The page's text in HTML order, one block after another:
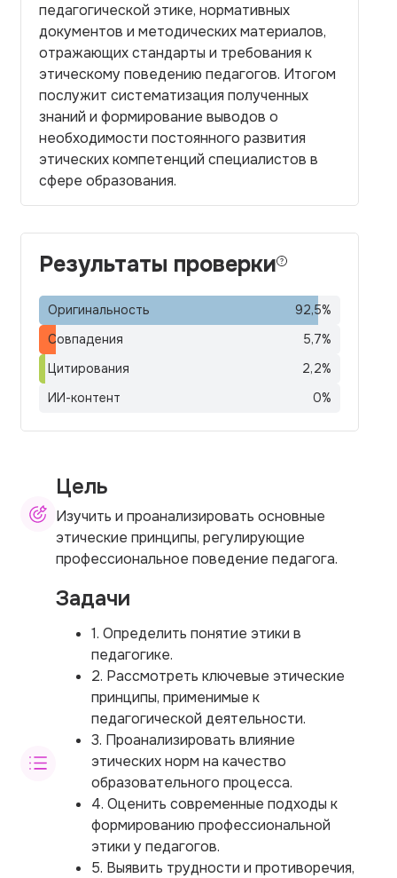
педагогической этике, нормативных
документов и методических материалов,
отражающих стандарты и требования к
этическому поведению педагогов. Итогом
послужит систематизация полученных
знаний и формирование выводов о
необходимости постоянного развития
этических компетенций специалистов в
сфере образования.
Результаты проверки
Оригинальность 92,5%
Совпадения
5,7%
Цитирования
2,2%
ИИ-контент
0%
Цель
Изучить и проанализировать основные
этические принципы, регулирующие
профессиональное поведение педагога.
Задачи
1. Определить понятие этики в
педагогике.
2. Рассмотреть ключевые этические
принципы, применимые к
педагогической деятельности.
3. Проанализировать влияние
этических норм на качество
образовательного процесса.
4. Оценить современные подходы к
формированию профессиональной
этики у педагогов.
5. Выявить трудности и противоречия,